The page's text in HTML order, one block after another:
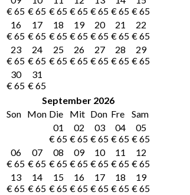
€65 €65 €65 €65 €65 €65 €65
16
€65
17
€65
18
€65
19
€65
20
€65
21
€65
22
€65
23
€65
24
€65
25
€65
26
€65
27
€65
28
€65
29
€65
30
€65
31
€65
September 2026
Son Mon Die Mit Don Fre
Sam
01
€65
02
€65
03
€65
04
€65
05
€65
06
€65
07
€65
08
€65
09
€65
10
€65
11
€65
12
€65
13
€65
14
€65
15
€65
16
€65
17
€65
18
€65
19
€65